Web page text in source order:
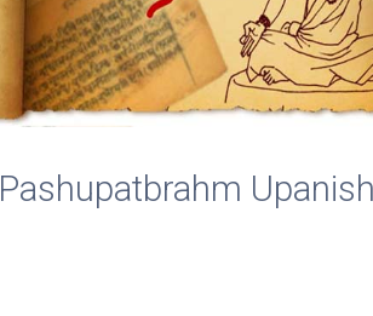
Pashupatbrahm